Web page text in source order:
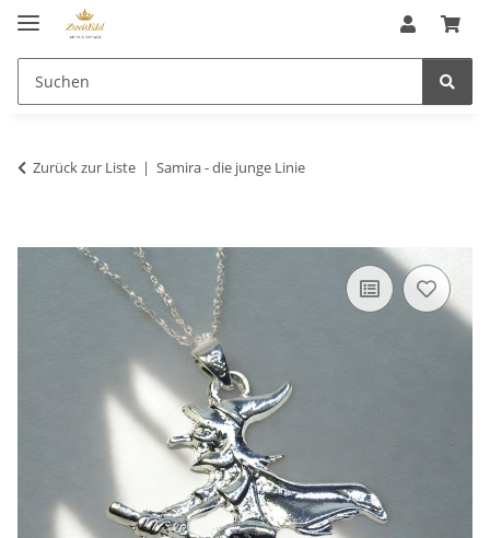
Zurück zur Liste Samira - die junge Linie